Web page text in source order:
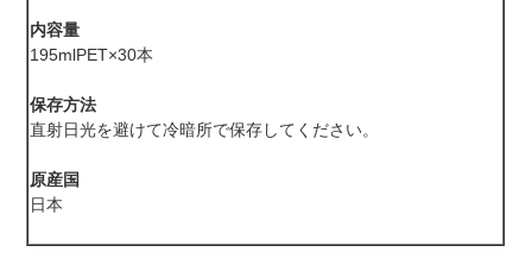
内容量
195mlPET×30本
保存方法
直射日光を避けて冷暗所で保存してください。
原産国
日本